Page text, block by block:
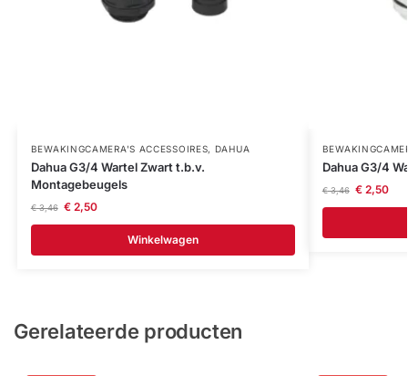
BEWAKINGCAMERA'S ACCESSOIRES, DAHUA
Dahua G3/4 Wartel Zwart t.b.v.
Montagebeugels
€3,46 €2,50
Winkelwagen
Dahua G3/4
€3,46 €2,50
Gerelateerde producten